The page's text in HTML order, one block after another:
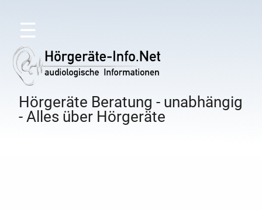
☰
Hörgeräte Beratung - unabhängig
- Alles über Hörgeräte